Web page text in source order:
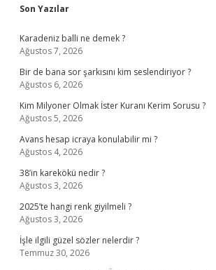
Sidebar
Son Yazılar
Karadeniz balli ne demek ?
Ağustos 7, 2026
Bir de bana sor şarkısını kim seslendiriyor ?
Ağustos 6, 2026
Kim Milyoner Olmak İster Kuranı Kerim Sorusu ?
Ağustos 5, 2026
Avans hesap icraya konulabilir mi ?
Ağustos 4, 2026
38’in karekökü nedir ?
Ağustos 3, 2026
2025’te hangi renk giyilmeli ?
Ağustos 3, 2026
İşle ilgili güzel sözler nelerdir ?
Temmuz 30, 2026